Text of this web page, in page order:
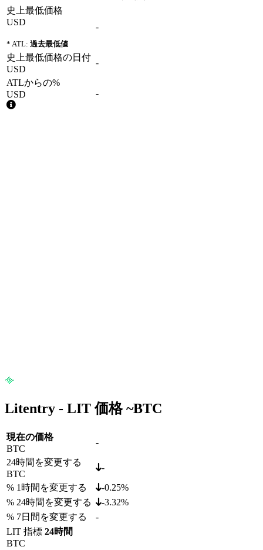
史上最低価格
USD
* ATL: 過去最低値
-
史上最低価格の日付
USD
-
ATLからの%
USD
-
Litentry - LIT 価格 ~BTC
現在の価格
BTC
-
24時間を変更する
BTC
-
% 1時間を変更する
-0.25%
% 24時間を変更する
-3.32%
% 7日間を変更する
-
LIT 指標 24時間
BTC